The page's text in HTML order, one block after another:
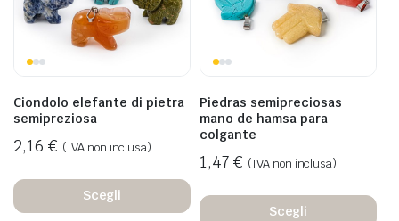
Ciondolo elefante di pietra
semipreziosa
2,16 € (IVA non inclusa)
Scegli
Piedras semipreciosas
mano de hamsa para
colgante
1,47 € (IVA non inclusa)
Scegli